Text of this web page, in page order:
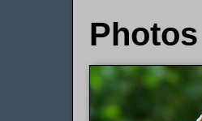
Photos